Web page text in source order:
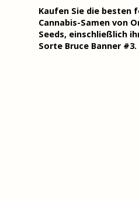
Kaufen Sie die besten
Cannabis-Samen von
Seeds, einschließlich
Sorte Bruce Banner #3.